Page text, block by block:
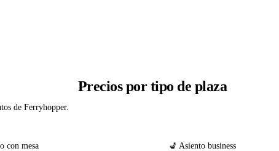
Precios por tipo de plaza
de Ferryhopper.
con mesa 💺 Asiento business